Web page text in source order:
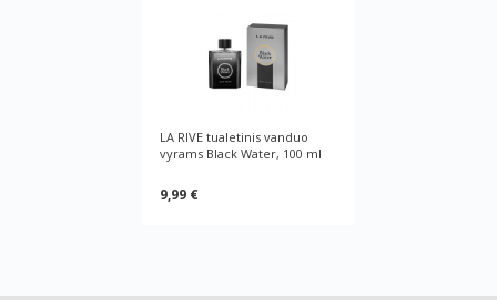
LA RIVE tualetinis vanduo
vyrams Black Water, 100 ml
9,99 €